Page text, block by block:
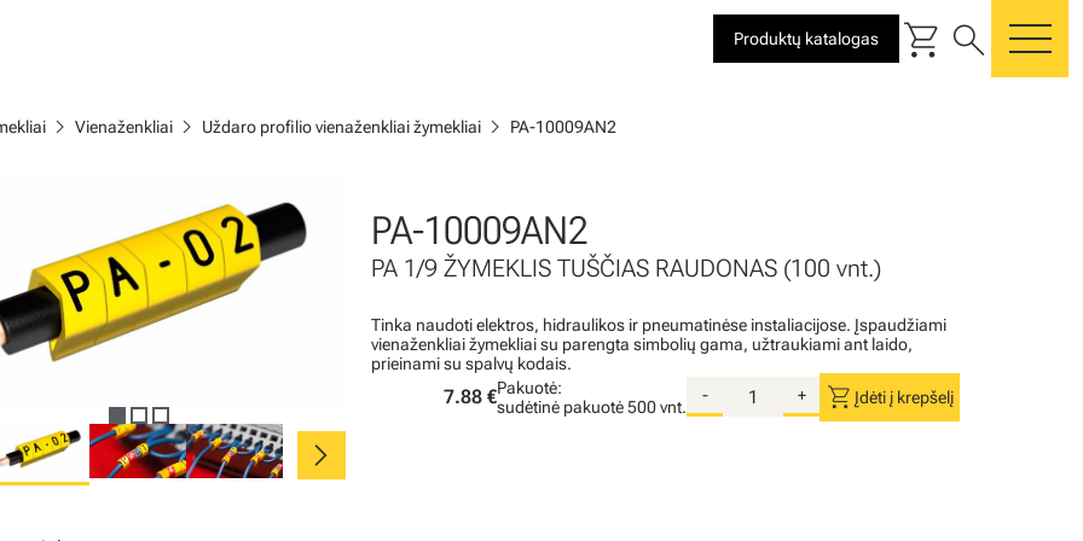
Produktų katalogas shopping_cart search
chevron_right Vienaženkliai chevron_right Uždaro profilio vienaženkliai žymekliai chevron_right PA-10009AN2
chevron_right
PA-10009AN2
PA 1/9 ŽYMEKLIS TUŠČIAS RAUDONAS (100 vnt.)
Tinka naudoti elektros, hidraulikos ir pneumatinėse instaliacijose. Įspaudžiami
vienaženkliai žymekliai su parengta simbolių gama, užtraukiami ant laido,
prieinami su spalvų kodais.
7.88 €Pakuotė:
sudėtinė pakuotė500 vnt.
- + shopping_cart Įdėti į krepšelį